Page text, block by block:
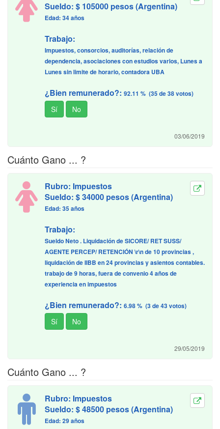
Sueldo: $ 105000 pesos (Argentina)
Edad: 34 años
Trabajo:
Impuestos, consorcios, auditorías, relación de
dependencia, asociaciones con estudios varios, Lunes a
Lunes sin limite de horario, contadora UBA
¿Bien remunerado?: 92.11 % (35 de 38 votos)
03/06/2019
Cuánto Gano ... ?
Rubro: Impuestos
Sueldo: $ 34000 pesos (Argentina)
Edad: 35 años
Trabajo:
Sueldo Neto . Liquidación de SICORE/ RET SUSS/
AGENTE PERCEP/ RETENCIÓN \r\n de 10 provincias ,
liquidación de IIBB en 24 provincias y asientos contables.
trabajo de 9 horas, fuera de convenio 4 años de
experiencia en impuestos
¿Bien remunerado?: 6.98 % (3 de 43 votos)
29/05/2019
Cuánto Gano ... ?
Rubro: Impuestos
Sueldo: $ 48500 pesos (Argentina)
Edad: 29 años